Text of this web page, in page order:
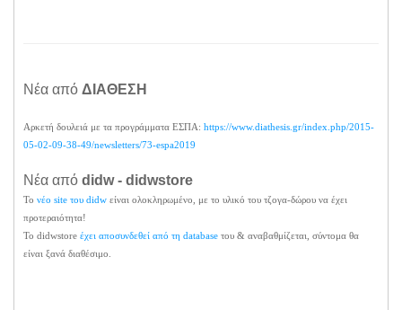
Νέα από ΔΙΑΘΕΣΗ
Αρκετή δουλειά με τα προγράμματα ΕΣΠΑ: https://www.diathesis.gr/index.php/2015-
05-02-09-38-49/newsletters/73-espa2019
Νέα από didw - didwstore
Το νέο site του didw είναι ολοκληρωμένο, με το υλικό του τζογα-δώρου να έχει
προτεραιότητα!
To didwstore έχει αποσυνδεθεί από τη database του & αναβαθμίζεται, σύντομα θα
είναι ξανά διαθέσιμο.